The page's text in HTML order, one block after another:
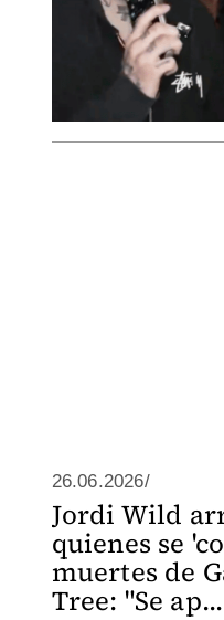
26.06.2026/
Jordi Wild
quienes se
muertes de
Tree: "Se ap...